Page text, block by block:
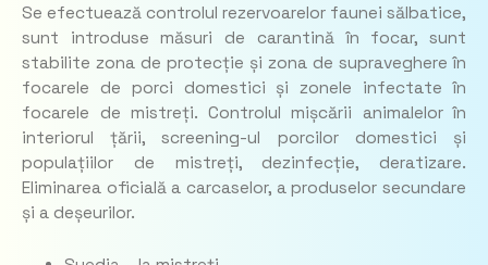
Se efectuează controlul rezervoarelor faunei sălbatice,
sunt introduse măsuri de carantină în focar, sunt
stabilite zona de protecție și zona de supraveghere în
focarele de porci domestici și zonele infectate în
focarele de mistreți. Controlul mișcării animalelor în
interiorul țării, screening-ul porcilor domestici și
populațiilor de mistreți, dezinfecție, deratizare.
Eliminarea oficială a carcaselor, a produselor secundare
și a deșeurilor.